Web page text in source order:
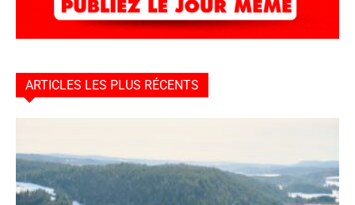
ARTICLES LES PLUS RÉCENTS